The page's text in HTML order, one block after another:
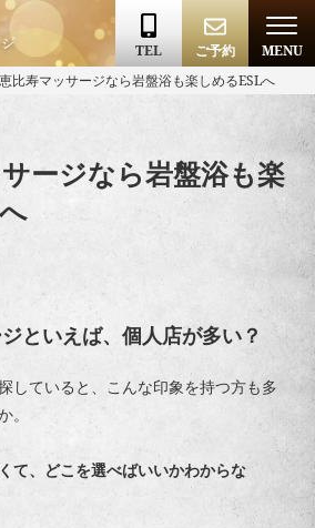
MENU
ご予約
TEL
恵比寿マッサージなら岩盤浴も楽しめるESLへ
ージなら岩盤浴も楽
といえば、個人店が多い？
していると、こんな印象を持つ方も多
。
て、どこを選べばいいかわからな